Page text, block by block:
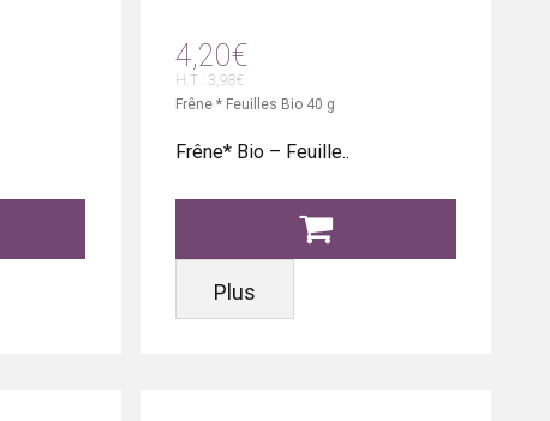
4,20€
H.T : 3,98€
Frêne * Feuilles Bio 40 g
Frêne* Bio – Feuille..
Plus